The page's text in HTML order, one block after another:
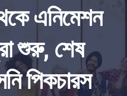
এনিমেশন
শুরু, শেষ
পিকচারস